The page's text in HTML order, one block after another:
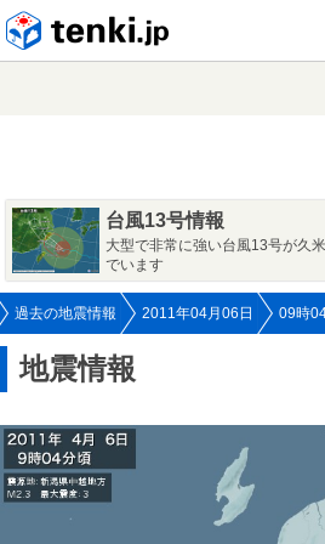
台風13号情報
大型で非常に強い台風13号が久
でいます
過去の地震情報 2011年04月06日 09時
地震情報